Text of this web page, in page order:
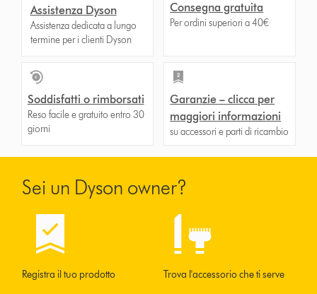
Assistenza Dyson
Assistenza dedicata a lungo
termine per i clienti Dyson
Consegna gratuita
Per ordini superiori a 40€
Soddisfatti o rimborsati
Reso facile e gratuito entro 30
giorni
Garanzie – clicca per
maggiori informazioni
su accessori e parti di ricambio
Sei un Dyson owner?
Registra il tuo prodotto Trova l'accessorio che ti serve